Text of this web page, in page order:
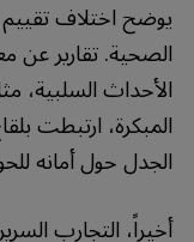
يوضح اختلاف
الصحية. تقارير عن
الأحداث السلبية،
المبكرة، ارتبطت
الجدل حول أمانه